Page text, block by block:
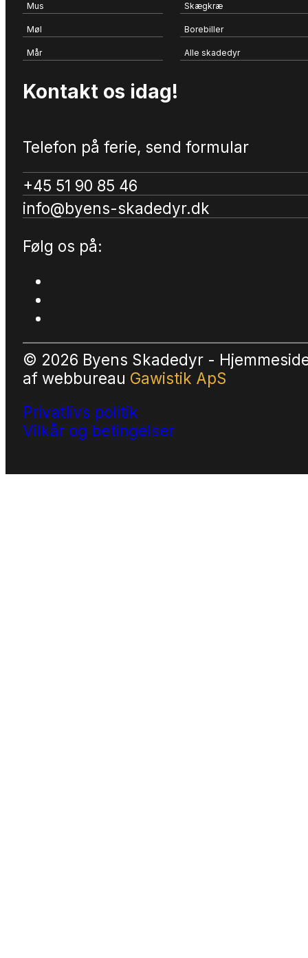
Mus Skægkræ
Møl Borebiller
Mår Alle skadedyr
Kontakt os idag!
Telefon på ferie, send formular
+45 51 90 85 46
info@byens-skadedyr.dk
Følg os på:
© 2026 Byens Skadedyr -
af webbureau Gawistik ApS
Privatlivs politik
Vilkår og betingelser